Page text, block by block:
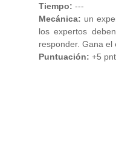
Tiempo: ---
Mecánica: un
los expertos
responder. Gana
Puntuación: +5